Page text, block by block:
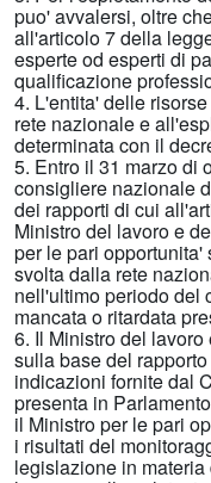
puo' avvalersi, oltre
all'articolo 7 della
esperte od esperti di
qualificazione
4. L'entita' delle
rete nazionale e
determinata con il
5. Entro il 31 marzo di
consigliere nazionale
dei rapporti di cui
Ministro del lavoro e
per le pari
svolta dalla rete
nell'ultimo periodo del
mancata o ritardata
6. Il Ministro del
sulla base del
indicazioni fornite dal
presenta in
il Ministro per le pari
i risultati del
legislazione in